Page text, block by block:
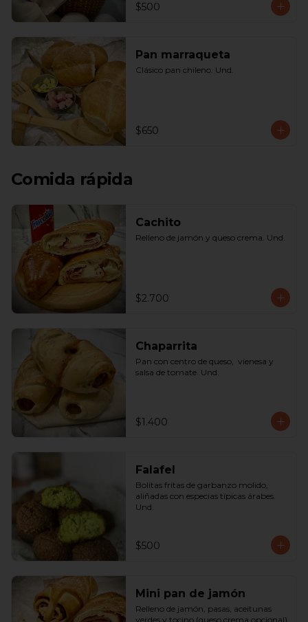
$500
Pan marraqueta
Clásico pan chileno. Und.
$650
Comida rápida
Cachito
Relleno de jamón y queso crema. Und.
$2.700
Chaparrita
Pan con centro de queso,  vienesa y
salsa de tomate. Und.
$1.400
Falafel
Bolitas fritas de garbanzo molido,
aliñadas con especias típicas árabes.
Und.
$500
Mini pan de jamón
Relleno de jamón, pasas, aceitunas
verdes y tocino (queso crema opcional)